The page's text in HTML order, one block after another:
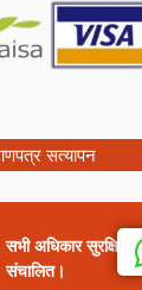
सत्यापन
अधिकार सुरक्षित।
संचालित।